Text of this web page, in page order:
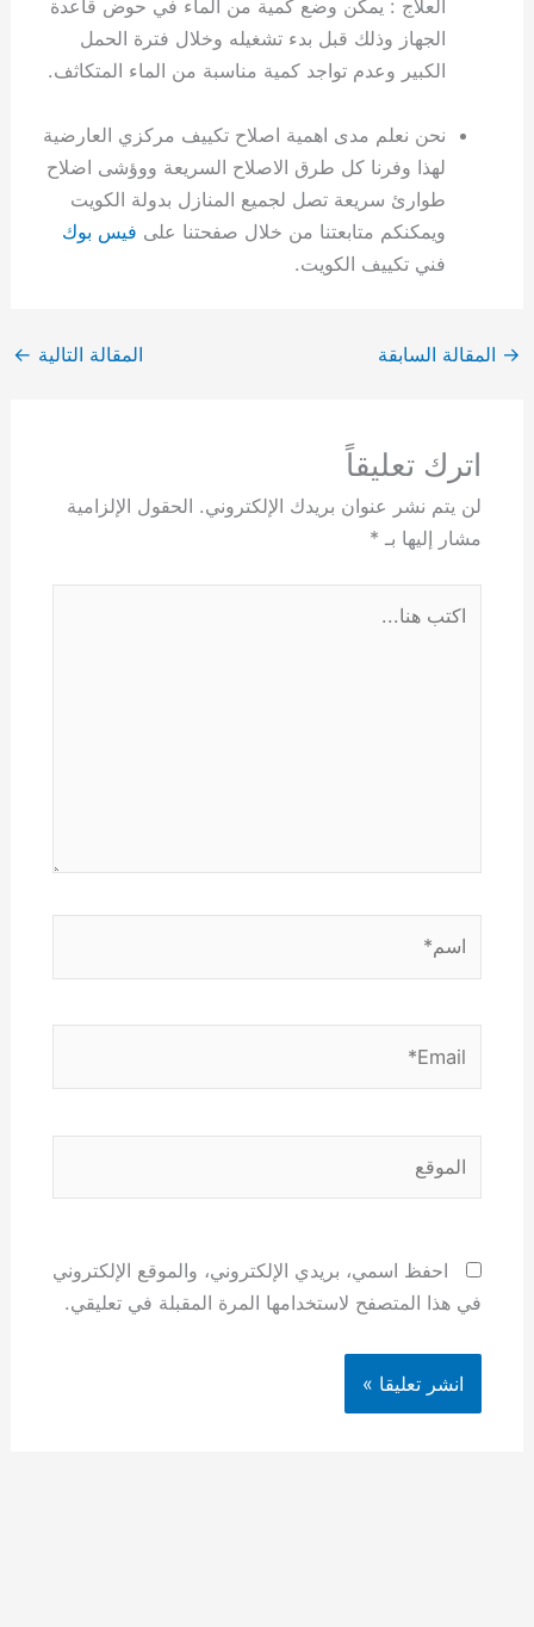
العلاج : يمكن وضع كمية من الماء في حوض قاعدة
الجهاز وذلك قبل بدء تشغيله وخلال فترة الحمل
الكبير وعدم تواجد كمية مناسبة من الماء المتكاثف.
نحن نعلم مدى اهمية اصلاح تكييف مركزي العارضية
لهذا وفرنا كل طرق الاصلاح السريعة ووؤشى اضلاح
طوارئ سريعة تصل لجميع المنازل بدولة الكويت
ويمكنكم متابعتنا من خلال صفحتنا على فيس بوك
فني تكييف الكويت.
→ المقالة السابقة المقالة التالية ←
اترك تعليقاً
لن يتم نشر عنوان بريدك الإلكتروني. الحقول الإلزامية
مشار إليها بـ *
هنا...
احفظ اسمي، بريدي الإلكتروني، والموقع الإلكتروني
في هذا المتصفح لاستخدامها المرة المقبلة في تعليقي.